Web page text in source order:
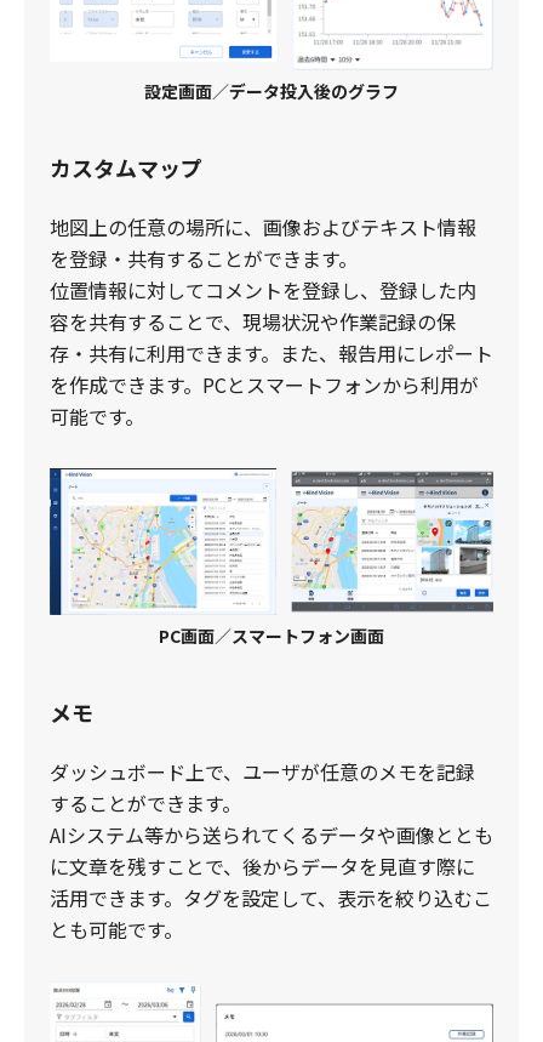
設定画面／データ投入後のグラフ
カスタムマップ
地図上の任意の場所に、画像およびテキスト情報
を登録・共有することができます。
​位置情報に対してコメントを登録し、登録した内
容を共有することで、現場状況や作業記録の保
存・共有に利用できます。また、報告用にレポート
を作成できます。PCとスマートフォンから利用が
可能です。
PC画面／スマートフォン画面
メモ
ダッシュボード上で、ユーザが任意のメモを記録
することができます。
​AIシステム等から送られてくるデータや画像ととも
に文章を残すことで、後からデータを見直す際に
活用できます。タグを設定して、表示を絞り込むこ
とも可能です。